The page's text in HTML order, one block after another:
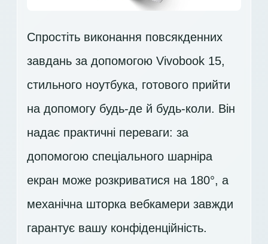
Спростіть виконання повсякденних
завдань за допомогою Vivobook 15,
стильного ноутбука, готового прийти
на допомогу будь-де й будь-коли. Він
надає практичні переваги: за
допомогою спеціального шарніра
екран може розкриватися на 180°, а
механічна шторка вебкамери завжди
гарантує вашу конфіденційність.